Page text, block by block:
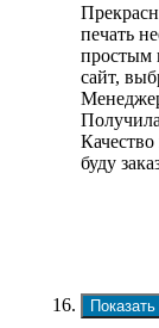
печать
простым
сайт,
буду